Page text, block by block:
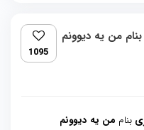
من یه دیوونم
1095
بنام من یه دیوونم